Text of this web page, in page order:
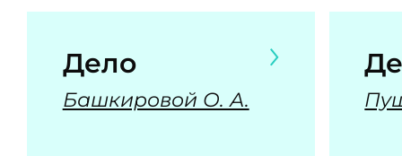
Дело
Башкировой О. А.